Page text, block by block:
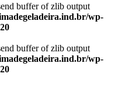
buffer of zlib output
wp-
buffer of zlib output
wp-